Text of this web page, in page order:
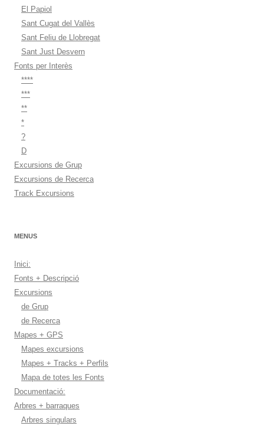
El Papiol
Sant Cugat del Vallès
Sant Feliu de Llobregat
Sant Just Desvern
Fonts per Interès
****
***
**
*
?
D
Excursions de Grup
Excursions de Recerca
Track Excursions
MENUS
Inici:
Fonts + Descripció
Excursions
de Grup
de Recerca
Mapes + GPS
Mapes excursions
Mapes + Tracks + Perfils
Mapa de totes les Fonts
Documentació:
Arbres + barraques
Arbres singulars